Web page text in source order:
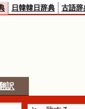
日韓韓日辞典 古語辞
訳